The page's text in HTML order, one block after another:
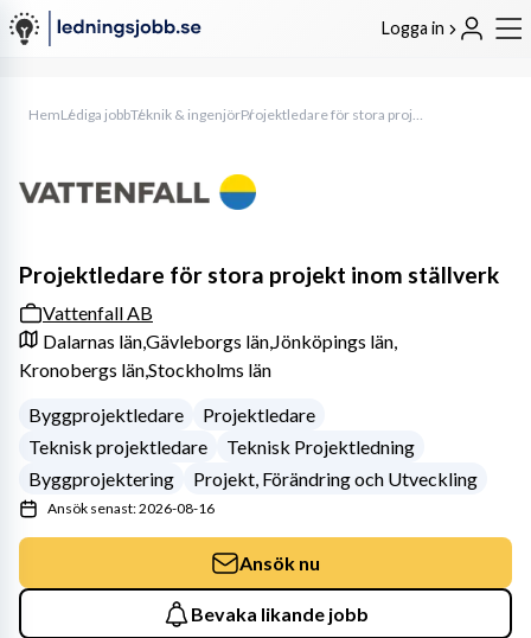
Logga in
HemLediga jobbTeknik & ingenjör Projektledare för stora projekt inom ställverk
Projektledare för stora projekt inom ställverk
Vattenfall AB
Dalarnas län,Gävleborgs län,Jönköpings län,
Kronobergs län,Stockholms län
Byggprojektledare
Projektledare
Teknisk projektledare
Teknisk Projektledning
Byggprojektering
Projekt, Förändring och Utveckling
Ansök senast: 2026-08-16
Ansök nu
Bevaka likande jobb